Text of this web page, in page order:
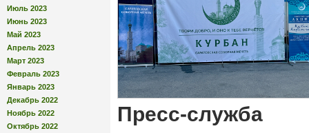
Июль 2023
Июнь 2023
Май 2023
Апрель 2023
Март 2023
Февраль 2023
Январь 2023
Декабрь 2022
Ноябрь 2022
Октябрь 2022
Пресс-служба